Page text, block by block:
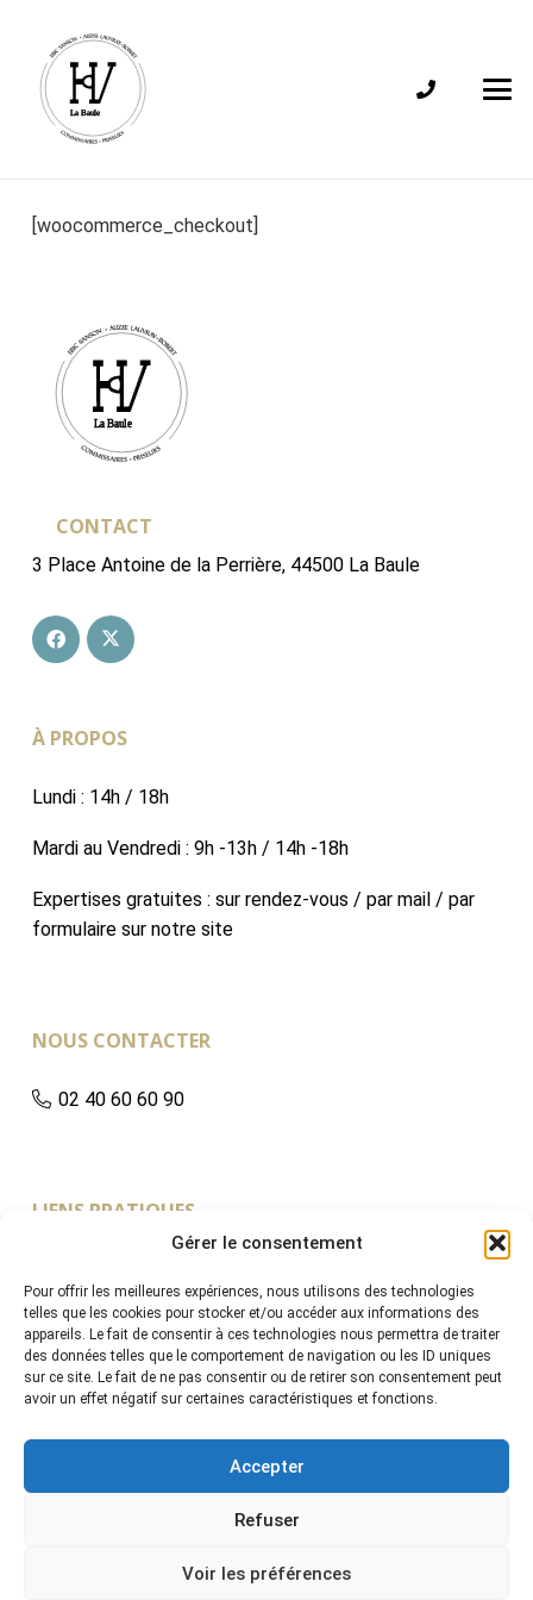
Gérer le consentement
Pour offrir les meilleures expériences, nous utilisons des technologies
telles que les cookies pour stocker et/ou accéder aux informations des
appareils. Le fait de consentir à ces technologies nous permettra de traiter
des données telles que le comportement de navigation ou les ID uniques
sur ce site. Le fait de ne pas consentir ou de retirer son consentement peut
avoir un effet négatif sur certaines caractéristiques et fonctions.
Accepter
Refuser
Voir les préférences
[woocommerce_checkout]
CONTACT
3 Place Antoine de la Perrière, 44500 La Baule
À PROPOS
Lundi : 14h / 18h
Mardi au Vendredi : 9h -13h / 14h -18h
Expertises gratuites : sur rendez-vous / par mail / par
formulaire sur notre site
NOUS CONTACTER
02 40 60 60 90
LIENS PRATIQUES
L’Etude
Vendre
Acheter
Ventes à Venir